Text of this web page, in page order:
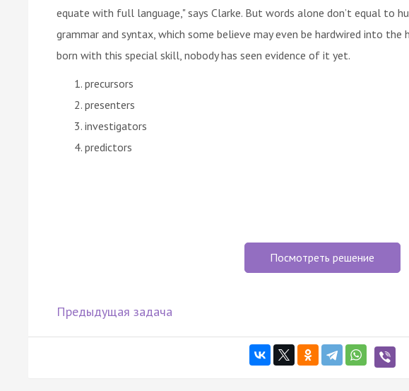
equate with full language," says Clarke. But words alone don’t equal to
grammar and syntax, which some believe may even be hardwired into the
born with this special skill, nobody has seen evidence of it yet.
precursors
presenters
investigators
predictors
Посмотреть решение
Предыдущая задача